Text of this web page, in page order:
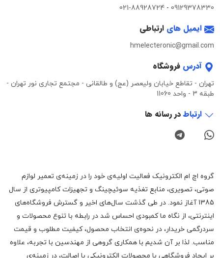
09129378330
-
021-88928724
ایمیل های ارتباطی
hmelecteronic@gmail.com
آدرس فروشگاه
تهران - تقاطع خیابان ولیعصر (عج) و طالقانی - مجتمع تجاری نور تهران -
طبقه 3 - واحد 11060
ارتباطدر رسانه ها
گروه اچ ام الکترونیک فعالیت اولیه‌ی خود را در زمینه‌‌ی تعمیر لوازم
صوتی، تصویری، منابع تغذیه سوئیچینگ و تجهیزات کامپیوتری از سال
1385 آغاز نمود. در طی گذشت سال‌های اخیر و گسترش فروشگاه‌های
اینترنتی، از نگاه ما کمبودی احساس شد در رابطه با تنوع محصولات و
سردرگمی خریدار، در نحوه‌ی انتخاب محصول، کیفیت مطلوب و قیمت
مناسب. لذا بر آن شدیم با همکاری گروهی از مهندسین با تجربه، علاوه
بر ایجاد فروشگاهی با محصولات الکترونیکی با اصالت، در زمینه‌ی